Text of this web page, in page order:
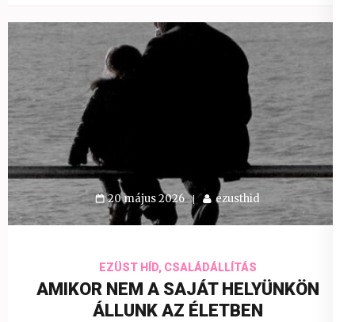
20 május 2026 ezusthid
EZÜST HÍD, CSALÁDÁLLÍTÁS
AMIKOR NEM A SAJÁT HELYÜNKÖN
ÁLLUNK AZ ÉLETBEN